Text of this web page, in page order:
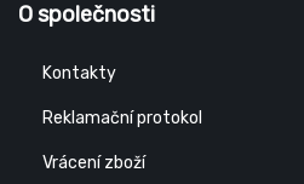
O společnosti
Kontakty
Reklamační protokol
Vrácení zboží